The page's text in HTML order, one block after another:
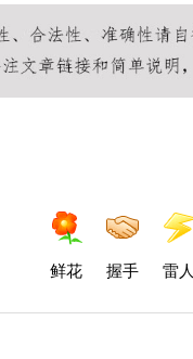
鲜花 握手 雷